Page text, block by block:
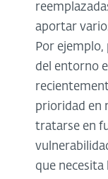
aportar
Por
del entorno
prioridad en
tratarse en
que necesita